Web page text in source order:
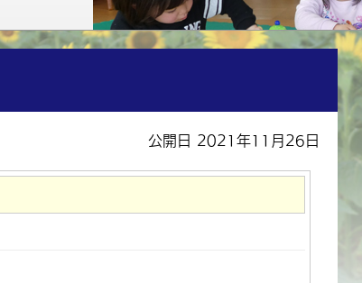
公開日 2021年11月26日